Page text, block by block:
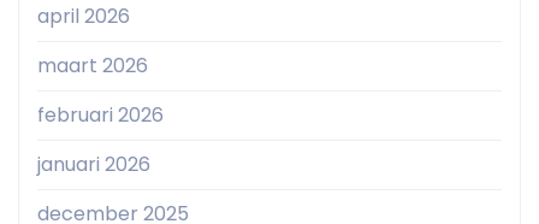
april 2026
maart 2026
februari 2026
januari 2026
december 2025